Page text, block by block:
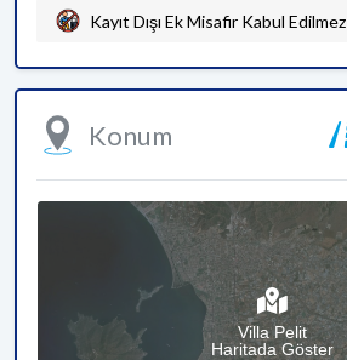
Kayıt Dışı Ek Misafir Kabul Edilmez
Konum
Villa Pelit
Haritada Göster